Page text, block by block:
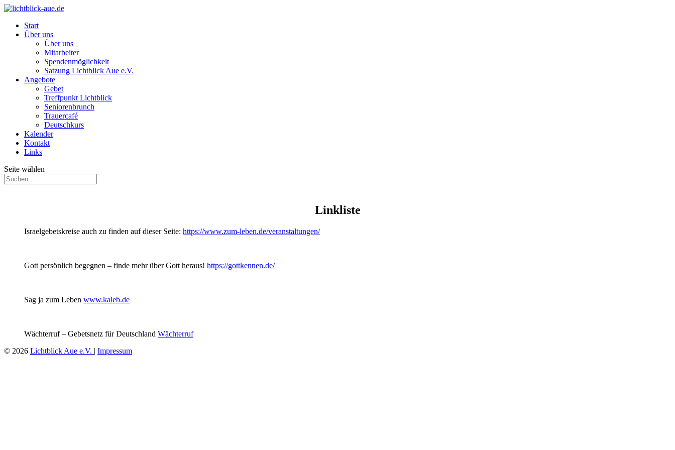
Start
Über uns
Über uns
Mitarbeiter
Spendenmöglichkeit
Satzung Lichtblick Aue e.V.
Angebote
Gebet
Treffpunkt Lichtblick
Seniorenbrunch
Trauercafé
Deutschkurs
Kalender
Kontakt
Links
Seite wählen
Linkliste
Israelgebetskreise auch zu finden auf dieser Seite: https://www.zum-leben.de/veranstaltungen/
Gott persönlich begegnen – finde mehr über Gott heraus! https://gottkennen.de/
Sag ja zum Leben www.kaleb.de
Wächterruf – Gebetsnetz für Deutschland Wächterruf
© 2026 Lichtblick Aue e.V. | Impressum